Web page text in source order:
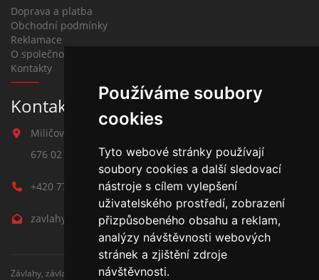
Používáme soubory
cookies
Tyto webové stránky používají
soubory cookies a další sledovací
nástroje s cílem vylepšení
uživatelského prostředí, zobrazení
přizpůsobeného obsahu a reklam,
analýzy návštěvnosti webových
stránek a zjištění zdroje
návštěvnosti.
Doprava a platba
Obchodní podmínky
Reklamace
O společnosti
Kontakty
Kontakt na závlahy
Miličova 541
676 02 Moravské Budějovice
+420 777 780 938
zavlahy@hmbuilding.cz
Závlahy, závlahové systémy, AZS, postřikovače, trysky, kapenkova závlaha,